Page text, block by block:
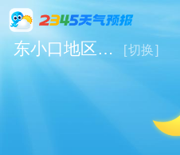
东小口地区天气 [切换]